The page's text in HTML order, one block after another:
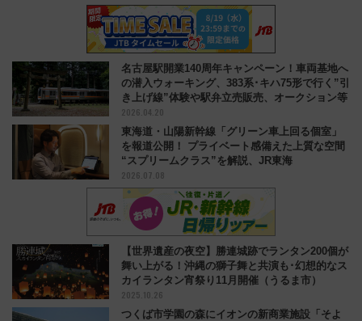
名古屋駅開業140周年キャンペーン！車両基地へ
の潜入ウォーキング、383系･キハ75形で行く”引
き上げ線”体験や駅弁立売販売、オークション等
2026.04.20
東海道・山陽新幹線「グリーン車上回る個室」
を報道公開！ プライベート感備えた上質な空間
“スプリームクラス”を解説、JR東海
2026.07.08
【世界遺産の夜空】勝連城跡でランタン200個が
舞い上がる！沖縄の獅子舞と共演も･幻想的なス
カイランタン宵祭り11月開催（うるま市）
2025.10.26
つくば市学園の森にイオンの新商業施設「そよ